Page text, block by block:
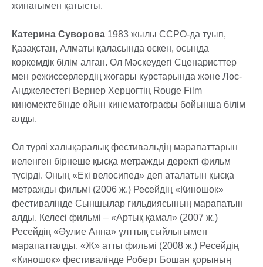
жинағымен қатысты.
Катерина Суворова 1983 жылы ССРО-да туып,
Қазақстан, Алматы қаласында өскен, осында
көркемдік білім алған. Ол Мәскеудегі Сценаристтер
мен режиссерлердің жоғары курстарында және Лос-
Анджелестегі Вернер Херцогтің Rouge Film
киномектебінде ойын кинематографы бойынша білім
алды.
Ол түрлі халықаралық фестивальдің марапаттарын
иеленген бірнеше қысқа метражды деректі фильм
түсірді. Оның «Екі велосипед» деп аталатын қысқа
метражды фильмі (2006 ж.) Ресейдің «Киношок»
фестивалінде Сыншылар гильдиясының марапатын
алды. Келесі фильмі – «Артық қамал» (2007 ж.)
Ресейдің «Әулие Анна» ұлттық сыйлығымен
марапатталды. «Ж» атты фильмі (2008 ж.) Ресейдің
«Киношок» фестивалінде Роберт Бошан қорының